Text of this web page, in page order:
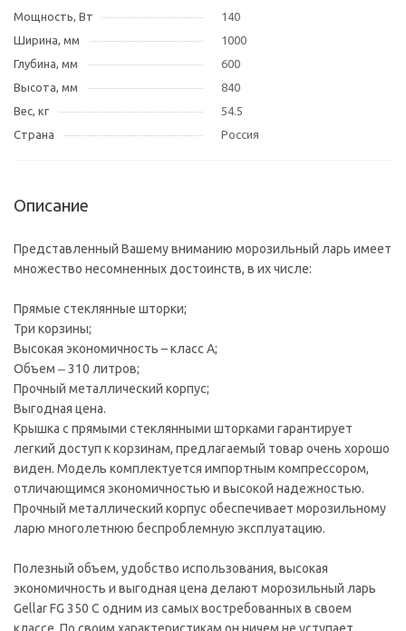
Мощность, Вт
140
Ширина, мм
1000
Глубина, мм
600
Высота, мм
840
Вес, кг
54.5
Страна
Россия
Описание
Представленный Вашему вниманию морозильный ларь имеет
множество несомненных достоинств, в их числе:
Прямые стеклянные шторки;
Три корзины;
Высокая экономичность – класс А;
Объем ‒ 310 литров;
Прочный металлический корпус;
Выгодная цена.
Крышка с прямыми стеклянными шторками гарантирует
легкий доступ к корзинам, предлагаемый товар очень хорошо
виден. Модель комплектуется импортным компрессором,
отличающимся экономичностью и высокой надежностью.
Прочный металлический корпус обеспечивает морозильному
ларю многолетнюю беспроблемную эксплуатацию.
Полезный объем, удобство использования, высокая
экономичность и выгодная цена делают морозильный ларь
Gellar FG 350 C одним из самых востребованных в своем